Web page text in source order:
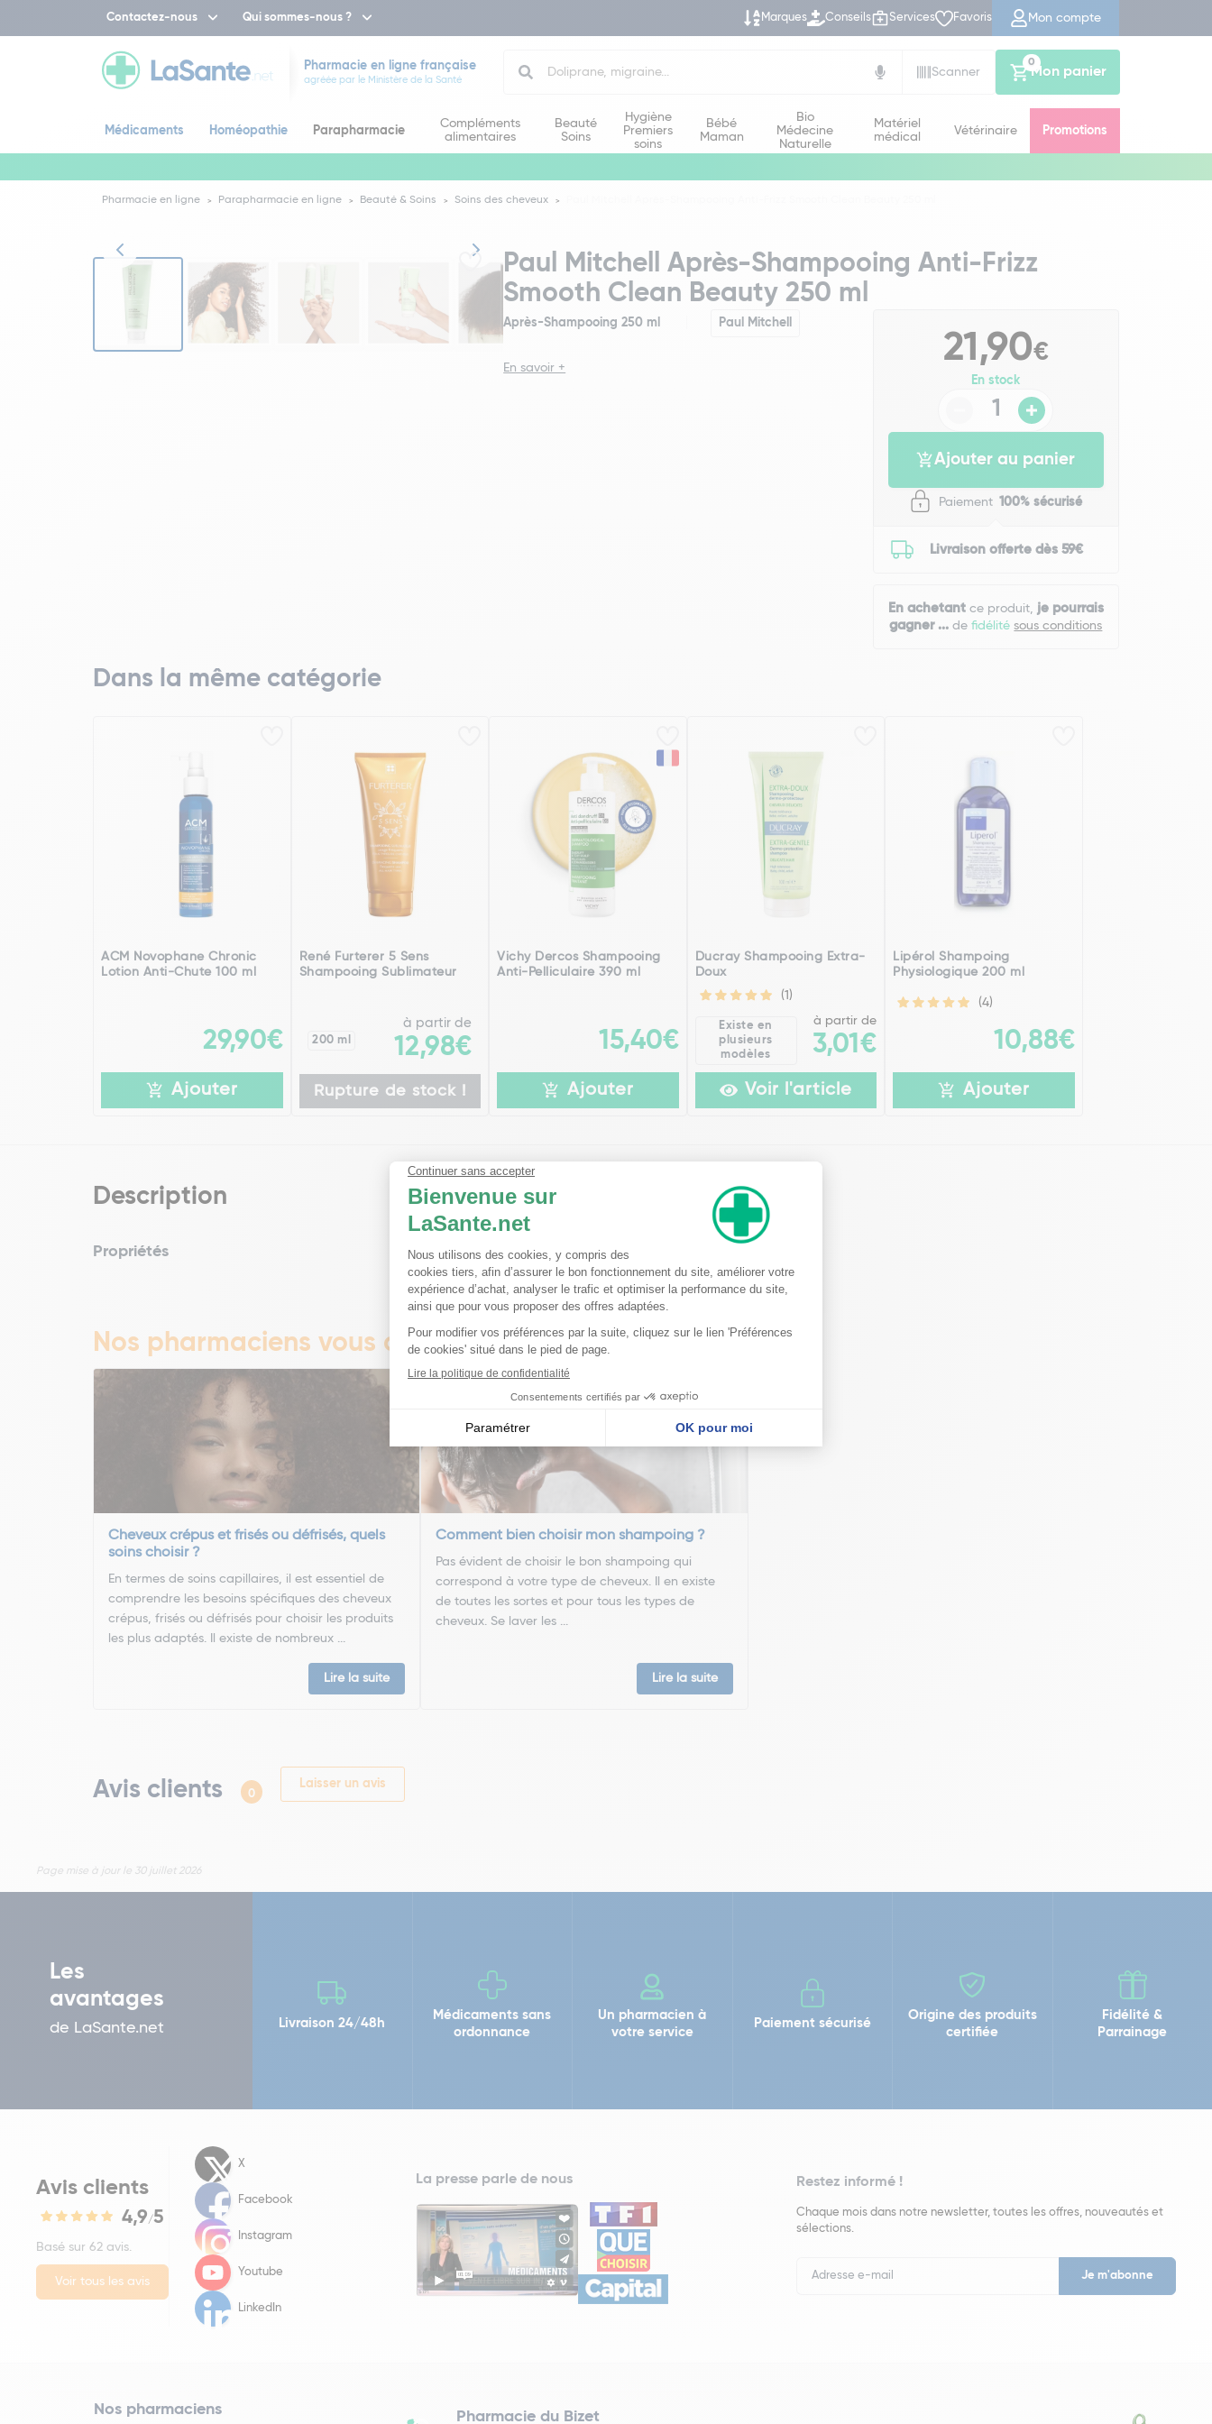
Contactez-nous Qui sommes-nous ? Marques Conseils Services Favoris Mon compte
Pharmacie en ligne française
agréée par le Ministère de la Santé
Scanner
Mon panier
0
Médicaments Homéopathie Parapharmacie
Compléments
alimentaires
Beauté
Soins
Hygiène
Premiers
soins
Bébé
Maman
Bio
Médecine
Naturelle
Matériel
médical
Vétérinaire Promotions
Pharmacie en ligne Parapharmacie en ligne Beauté & Soins Soins des cheveux
Paul Mitchell Après-Shampooing Anti-Frizz
Smooth Clean Beauty 250 ml
Après-Shampooing 250 ml Paul Mitchell
En savoir + 21,90€
En stock
Ajouter au panier
Paiement 100% sécurisé
Livraison offerte dès 59€
En achetantce produit, je pourrais
gagner ... defidélitésous conditions
Dans la même catégorie
ACM Novophane Chronic
Lotion Anti-Chute 100 ml
29,90€
Ajouter
René Furterer 5 Sens
Shampooing Sublimateur
200 ml
à partir de
12,98€
Rupture de stock !
Vichy Dercos Shampooing
Anti-Pelliculaire 390 ml
15,40€
Ajouter
Ducray Shampooing Extra-
Doux
(1)
Existe en
plusieurs
modèles
à partir de
3,01€
Voir l'article
Lipérol Shampoing
Physiologique 200 ml
(4)
10,88€
Ajouter
Description
Propriétés
Nos pharmaciens vous conseillent
Cheveux crépus et frisés ou défrisés, quels
soins choisir ?
En termes de soins capillaires, il est essentiel de
comprendre les besoins spécifiques des cheveux
crépus, frisés ou défrisés pour choisir les produits
les plus adaptés. Il existe de nombreux ...
Lire la suite
Comment bien choisir mon shampoing ?
Pas évident de choisir le bon shampoing qui
correspond à votre type de cheveux. Il en existe
de toutes les sortes et pour tous les types de
cheveux. Se laver les ...
Lire la suite
Avis clients 0
Laisser un avis
Page mise à jour le 30 juillet 2026
Les
avantages
de LaSante.net Livraison 24/48h
Médicaments sans
ordonnance
Un pharmacien à
votre service
Paiement sécurisé
Origine des produits
certifiée
Fidélité &
Parrainage
Avis clients
4,9/5
Basé sur 62 avis.
Voir tous les avis
X
Facebook
Instagram
Youtube
LinkedIn
La presse parle de nous Restez informé !
Chaque mois dans notre newsletter, toutes les offres, nouveautés et
sélections.
Newsletter
Nos pharmaciens Pharmacie du Bizet